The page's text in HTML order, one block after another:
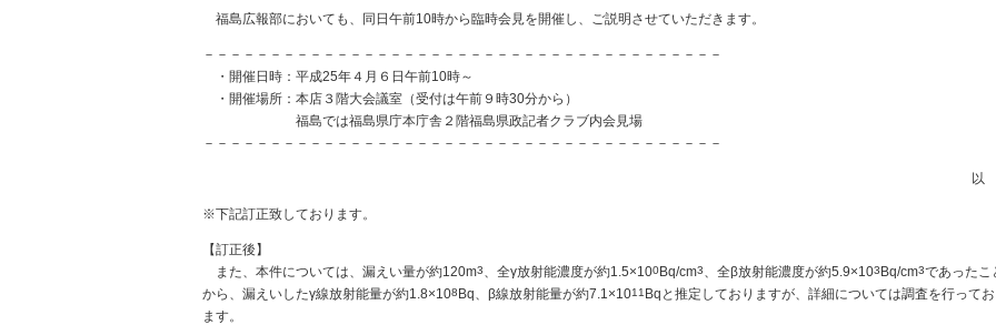
福島広報部においても、同日午前10時から臨時会見を開催し、ご説明させていただきます。
－－－－－－－－－－－－－－－－－－－－－－－－－－－－－－－－－－－－－－－
・開催日時：平成25年４月６日午前10時～
・開催場所：本店３階大会議室（受付は午前９時30分から）
福島では福島県庁本庁舎２階福島県政記者クラブ内会見場
－－－－－－－－－－－－－－－－－－－－－－－－－－－－－－－－－－－－－－－
以
※下記訂正致しております。
【訂正後】
また、本件については、漏えい量が約120m3、全γ放射能濃度が約1.5×100Bq/cm3、全β放射能濃度が約5.9×103 Bq/cm3であったこ
から、漏えいしたγ線放射能量が約1.8×108 Bq、β線放射能量が約7.1×1011 Bqと推定しておりますが、詳細については調査を行ってお
ます。